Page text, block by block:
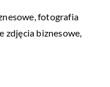
fotografia
zdjęcia biznesowe,